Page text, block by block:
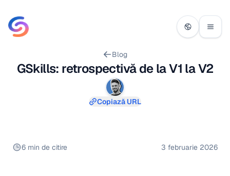
Blog
GSkills: retrospectivă de la V1 la V2
Copiază URL
6 min de citire 3 februarie 2026